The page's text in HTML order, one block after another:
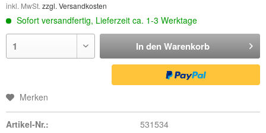
inkl. MwSt. zzgl. Versandkosten
Sofort versandfertig, Lieferzeit ca. 1-3 Werktage
In den Warenkorb
Merken
Artikel-Nr.: 531534